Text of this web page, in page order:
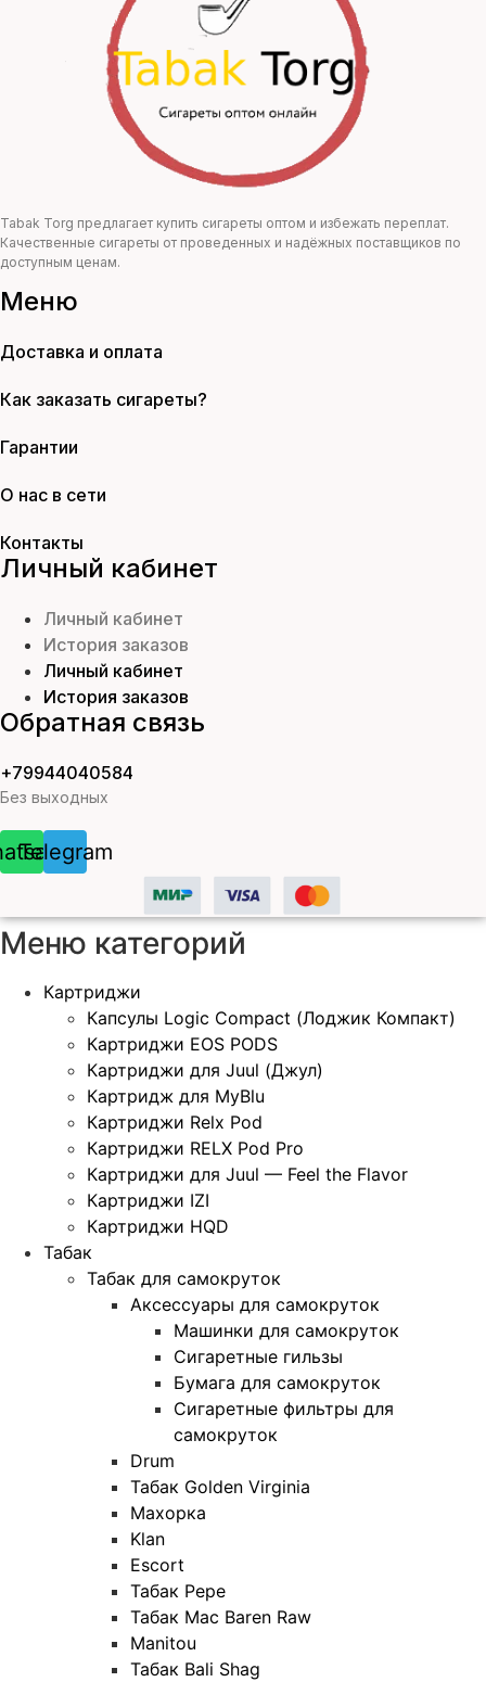
Tabak Torg предлагает купить сигареты оптом и избежать переплат.
Качественные сигареты от проведенных и надёжных поставщиков по
доступным ценам.
Меню
Доставка и оплата
Как заказать сигареты?
Гарантии
О нас в сети
Контакты
Личный кабинет
Личный кабинет
История заказов
Личный кабинет
История заказов
Обратная связь
+79944040584
Без выходных
Telegram
Меню категорий
Картриджи
Капсулы Logic Compact (Лоджик Компакт)
Картриджи EOS PODS
Картриджи для Juul (Джул)
Картридж для MyBlu
Картриджи Relx Pod
Картриджи RELX Pod Pro
Картриджи для Juul — Feel the Flavor
Картриджи IZI
Картриджи HQD
Табак
Табак для самокруток
Аксессуары для самокруток
Машинки для самокруток
Сигаретные гильзы
Бумага для самокруток
Сигаретные фильтры для
самокруток
Drum
Табак Golden Virginia
Махорка
Klan
Escort
Табак Pepe
Табак Mac Baren Raw
Manitou
Табак Bali Shag